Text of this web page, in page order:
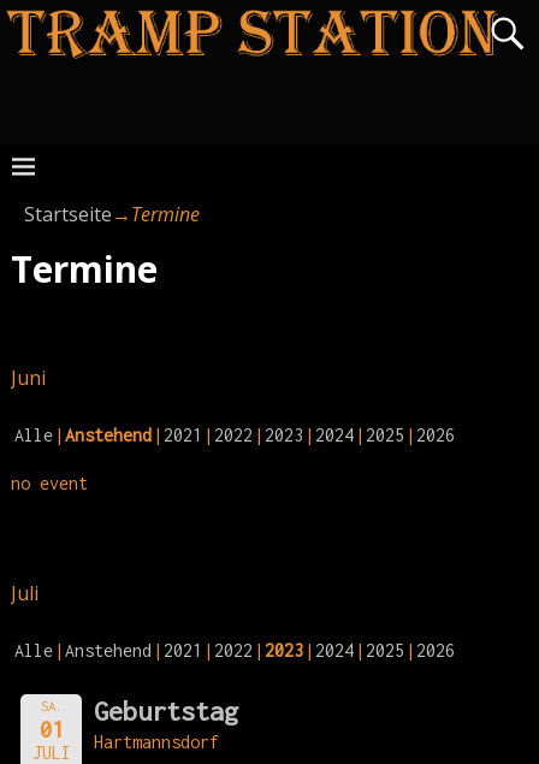
Startseite→Termine
Termine
Juni
Alle Anstehend 2021 2022 2023 2024 2025 2026
no event
Juli
Alle Anstehend 2021 2022 2023 2024 2025 2026
SA.
01
JULI
Geburtstag
Hartmannsdorf